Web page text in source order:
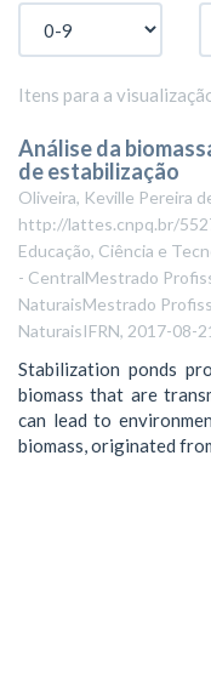
Itens para a
Análise da
de estabilização
Oliveira, Keville Pereira
http://lattes.cnpq.br/
Educação, Ciência e
- CentralMestrado
NaturaisMestrado
NaturaisIFRN, 2017-08-
Stabilization ponds
biomass that are
can lead to
biomass, originated